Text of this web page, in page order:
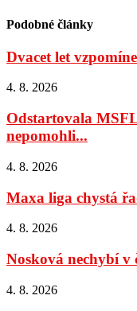
Podobné články
Dvacet let
4. 8. 2026
Odstartovala
nepomohli...
4. 8. 2026
Maxa liga chystá
4. 8. 2026
Nosková nechybí v
4. 8. 2026